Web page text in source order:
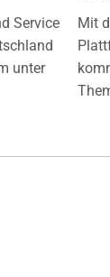
Service
unter
Mit